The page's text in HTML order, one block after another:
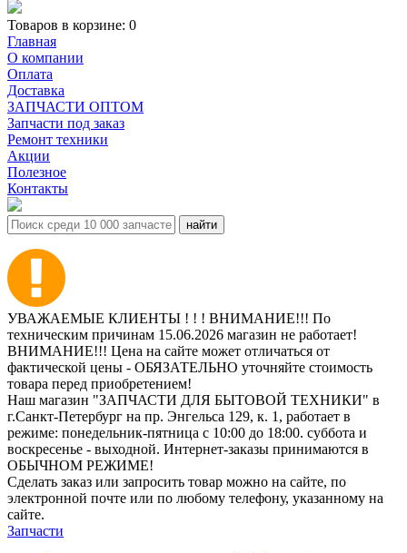
Товаров в корзине: 0
Главная
О компании
Оплата
Доставка
ЗАПЧАСТИ ОПТОМ
Запчасти под заказ
Ремонт техники
Акции
Полезное
Контакты
УВАЖАЕМЫЕ КЛИЕНТЫ ! ! ! ВНИМАНИЕ!!! По
техническим причинам 15.06.2026 магазин не работает!
ВНИМАНИЕ!!! Цена на сайте может отличаться от
фактической цены - ОБЯЗАТЕЛЬНО уточняйте стоимость
товара перед приобретением!
Наш магазин "ЗАПЧАСТИ ДЛЯ БЫТОВОЙ ТЕХНИКИ" в
г.Санкт-Петербург на пр. Энгельса 129, к. 1, работает в
режиме: понедельник-пятница с 10:00 до 18:00. суббота и
воскресенье - выходной. Интернет-заказы принимаются в
ОБЫЧНОМ РЕЖИМЕ!
Сделать заказ или запросить товар можно на сайте, по
электронной почте или по любому телефону, указанному на
сайте.
Запчасти